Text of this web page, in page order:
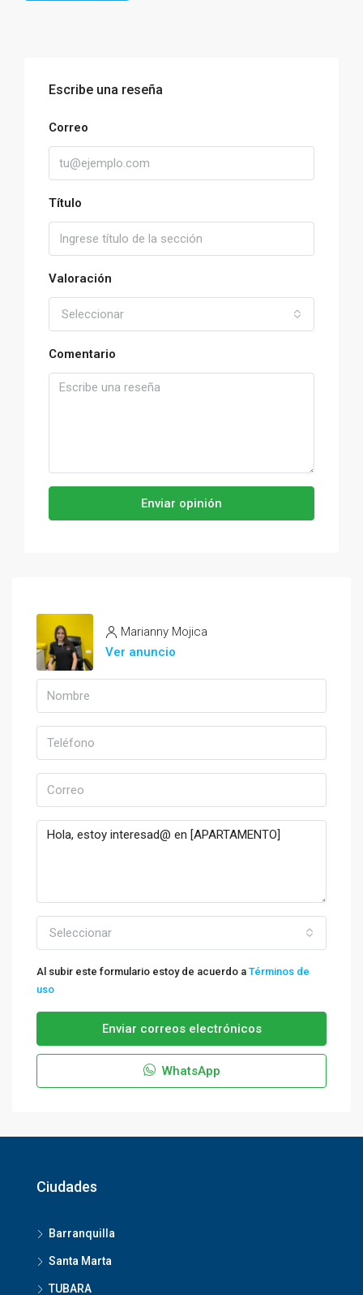
Escribe una reseña
Correo
Título
Valoración
Seleccionar
Comentario
Enviar opinión
Marianny Mojica
Ver anuncio
Seleccionar
Al subir este formulario estoy de acuerdo a Términos de
uso
Enviar correos electrónicos
WhatsApp
Ciudades
Barranquilla
Santa Marta
TUBARA